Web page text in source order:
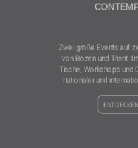
Zwei große Events auf
von Bozen und Trient:
Tische, Workshops und
nationaler und